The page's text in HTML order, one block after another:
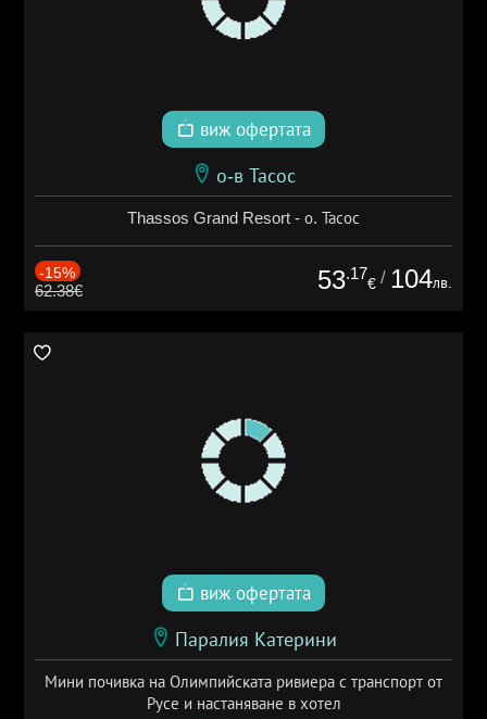
виж офертата
о-в Тасос
Thassos Grand Resort - о. Тасос
-15%
62.38€ 53.17
€ / 104лв.
виж офертата
Паралия Катерини
Мини почивка на Олимпийската ривиера с транспорт от
Русе и настаняване в хотел